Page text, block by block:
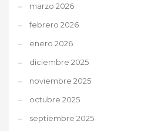
marzo 2026
febrero 2026
enero 2026
diciembre 2025
noviembre 2025
octubre 2025
septiembre 2025